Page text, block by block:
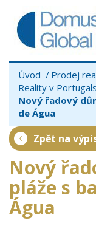
Úvod
Prodej
Reality v
Nový řadový
de Água
Zpět na
Nový
pláže s
Água